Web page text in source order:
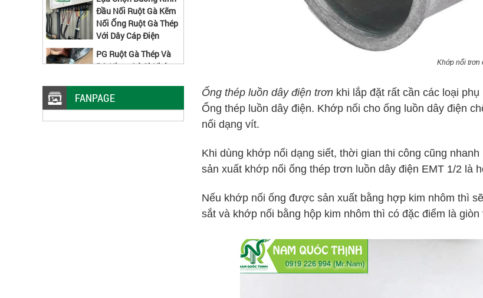
Nối Ống Ruột Gà Thép
Với Dây Cáp Điện
PG Nhựa Có Gì Khác
Máng Cáp Dạng Lưới
Inox 100x50 Lắp Đặt
Nhà Máy Thực Phẩm
FANPAGE
Khớp nối trơn
Ống thép luồn dây điện trơn khi lắp đặt rất cần các loại
Ống thép luồn dây điện. Khớp nối cho ống luồn dây điện
nối dạng vít.
Khi dùng khớp nối dạng siết, thời gian thi công cũng
sản xuất khớp nối ống thép trơn luồn dây điện EMT 1/2 là
Nếu khớp nối ống được sản xuất bằng hợp kim nhôm thì
sắt và khớp nối bằng hộp kim nhôm thì có đặc điểm là